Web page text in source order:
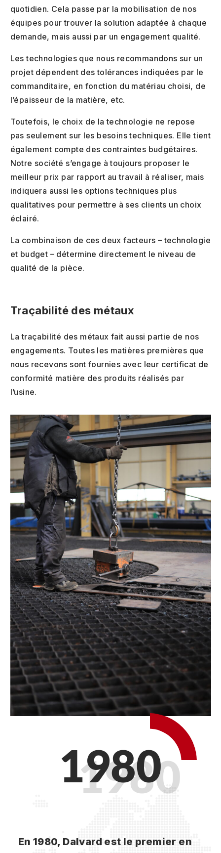
quotidien. Cela passe par la mobilisation de nos
équipes pour trouver la solution adaptée à chaque
demande, mais aussi par un engagement qualité.
Les technologies que nous recommandons sur un
projet dépendent des tolérances indiquées par le
commanditaire, en fonction du matériau choisi, de
l’épaisseur de la matière, etc.
Toutefois, le choix de la technologie ne repose
pas seulement sur les besoins techniques. Elle tient
également compte des contraintes budgétaires.
Notre société s’engage à toujours proposer le
meilleur prix par rapport au travail à réaliser, mais
indiquera aussi les options techniques plus
qualitatives pour permettre à ses clients un choix
éclairé.
La combinaison de ces deux facteurs – technologie
et budget – détermine directement le niveau de
qualité de la pièce.
Traçabilité des métaux
La traçabilité des métaux fait aussi partie de nos
engagements. Toutes les matières premières que
nous recevons sont fournies avec leur certificat de
conformité matière des produits réalisés par
l’usine.
1980
En 1980, Dalvard est le premier en